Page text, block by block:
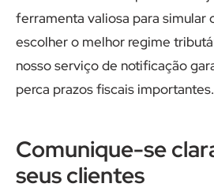
ferramenta valiosa para simular
escolher o melhor regime
nosso serviço de notificação
perca prazos fiscais importantes.
Comunique-se
seus clientes